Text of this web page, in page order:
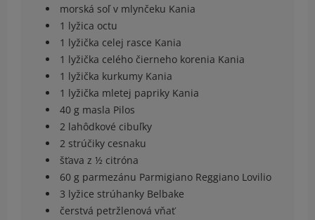
morská soľ v mlynčeku Kania
1 lyžica octu
1 lyžička celej rasce Kania
1 lyžička celého čierneho korenia Kania
1 lyžička kurkumy Kania
1 lyžička mletej papriky Kania
40 g masla Pilos
2 lahôdkové cibuľky
2 strúčiky cesnaku
šťava z ½ citróna
60 g parmezánu Parmigiano Reggiano Lovilio
3 lyžice strúhanky Belbake
čerstvá petržlenová vňať